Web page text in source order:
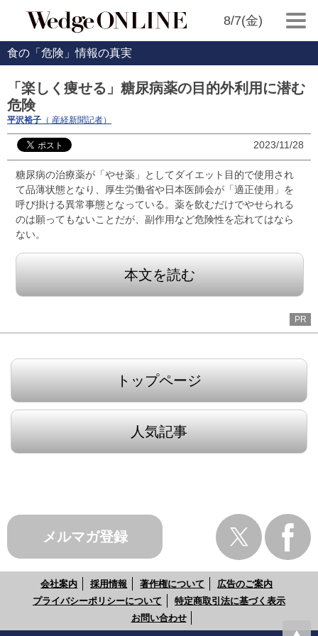
8/7(金)
食の「危険」情報の真実
「楽しく痩せる」糖尿病薬の目的外利用に潜む
危険
平沢裕子 （ 産経新聞記者）
2023/11/28
糖尿病の治療薬が「やせ薬」としてダイエット目的で使用され
て品薄状態となり、厚生労働省や日本医師会が「適正使用」を
呼び掛ける異常事態となっている。薬を飲むだけでやせられる
のは願ってもないことだが、副作用など危険性を忘れてはなら
ない。
本文を読む
PR
トップページ
人気記事
メルマガ登録
会社案内 採用情報 著作権について
広告のご案内
プライバシーポリシーについて
特定商取引法に基づく表示
お問い合わせ